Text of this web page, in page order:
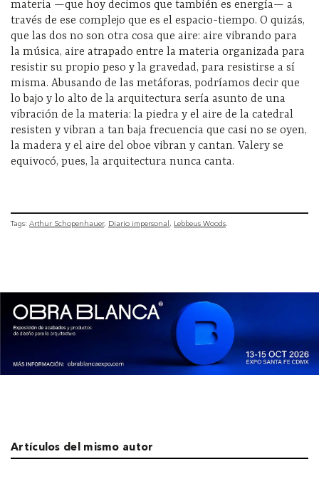
materia —que hoy decimos que también es energía— a
través de ese complejo que es el espacio-tiempo. O quizás,
que las dos no son otra cosa que aire: aire vibrando para
la música, aire atrapado entre la materia organizada para
resistir su propio peso y la gravedad, para resistirse a sí
misma. Abusando de las metáforas, podríamos decir que
lo bajo y lo alto de la arquitectura sería asunto de una
vibración de la materia: la piedra y el aire de la catedral
resisten y vibran a tan baja frecuencia que casi no se oyen,
la madera y el aire del oboe vibran y cantan. Valery se
equivocó, pues, la arquitectura nunca canta.
Tags: Arthur Schopenhauer Diario impersonal Lebbeus Woods
Artículos del mismo autor